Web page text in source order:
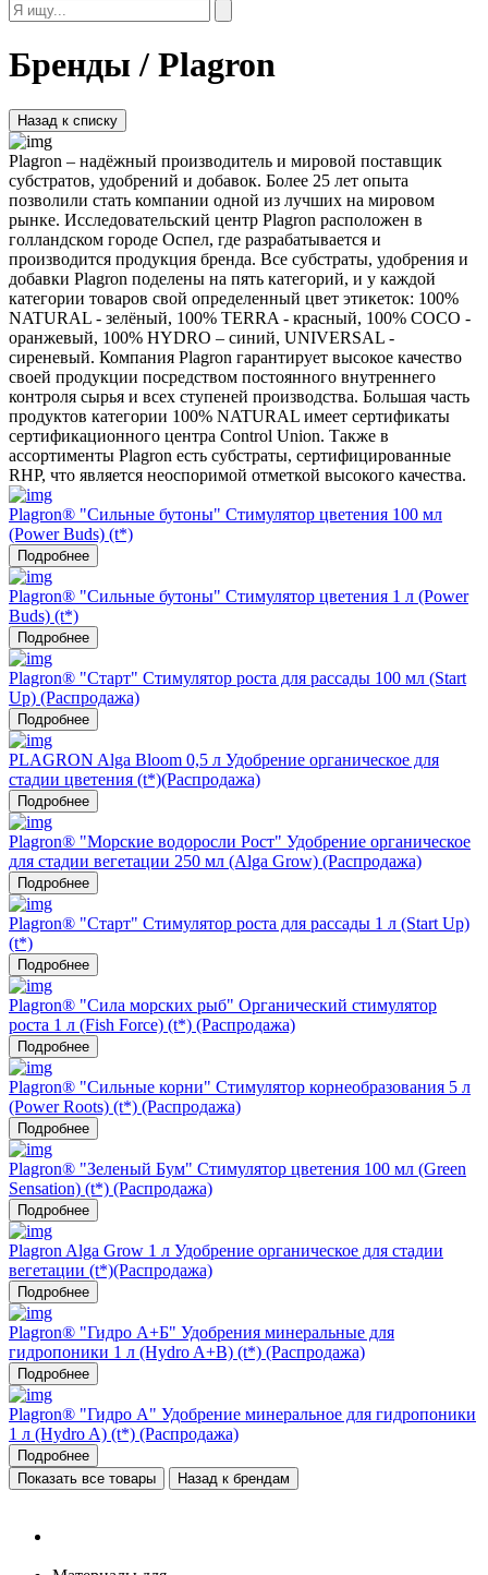
Бренды / Plagron
Назад к списку
Plagron – надёжный производитель и мировой поставщик
субстратов, удобрений и добавок. Более 25 лет опыта
позволили стать компании одной из лучших на мировом
рынке. Исследовательский центр Plagron расположен в
голландском городе Оспел, где разрабатывается и
производится продукция бренда. Все субстраты, удобрения и
добавки Plagron поделены на пять категорий, и у каждой
категории товаров свой определенный цвет этикеток: 100%
NATURAL - зелёный, 100% TERRA - красный, 100% COCO -
оранжевый, 100% HYDRO – синий, UNIVERSAL -
сиреневый. Компания Plagron гарантирует высокое качество
своей продукции посредством постоянного внутреннего
контроля сырья и всех ступеней производства. Большая часть
продуктов категории 100% NATURAL имеет сертификаты
сертификационного центра Control Union. Также в
ассортименты Plagron есть субстраты, сертифицированные
RHP, что является неоспоримой отметкой высокого качества.
Plagron® "Сильные бутоны" Стимулятор цветения 100 мл
(Power Buds) (t*)
Подробнее
Plagron® "Сильные бутоны" Стимулятор цветения 1 л (Power
Buds) (t*)
Подробнее
Plagron® "Старт" Стимулятор роста для рассады 100 мл (Start
Up) (Распродажа)
Подробнее
PLAGRON Alga Bloom 0,5 л Удобрение органическое для
стадии цветения (t*)(Распродажа)
Подробнее
Plagron® "Морские водоросли Рост" Удобрение органическое
для стадии вегетации 250 мл (Alga Grow) (Распродажа)
Подробнее
Plagron® "Старт" Стимулятор роста для рассады 1 л (Start Up)
(t*)
Подробнее
Plagron® "Сила морских рыб" Органический стимулятор
роста 1 л (Fish Force) (t*) (Распродажа)
Подробнее
Plagron® "Сильные корни" Стимулятор корнеобразования 5 л
(Power Roots) (t*) (Распродажа)
Подробнее
Plagron® "Зеленый Бум" Стимулятор цветения 100 мл (Green
Sensation) (t*) (Распродажа)
Подробнее
Plagron Alga Grow 1 л Удобрение органическое для стадии
вегетации (t*)(Распродажа)
Подробнее
Plagron® "Гидро А+Б" Удобрения минеральные для
гидропоники 1 л (Hydro A+B) (t*) (Распродажа)
Подробнее
Plagron® "Гидро А" Удобрение минеральное для гидропоники
1 л (Hydro A) (t*) (Распродажа)
Подробнее
Показать все товары
Назад к брендам